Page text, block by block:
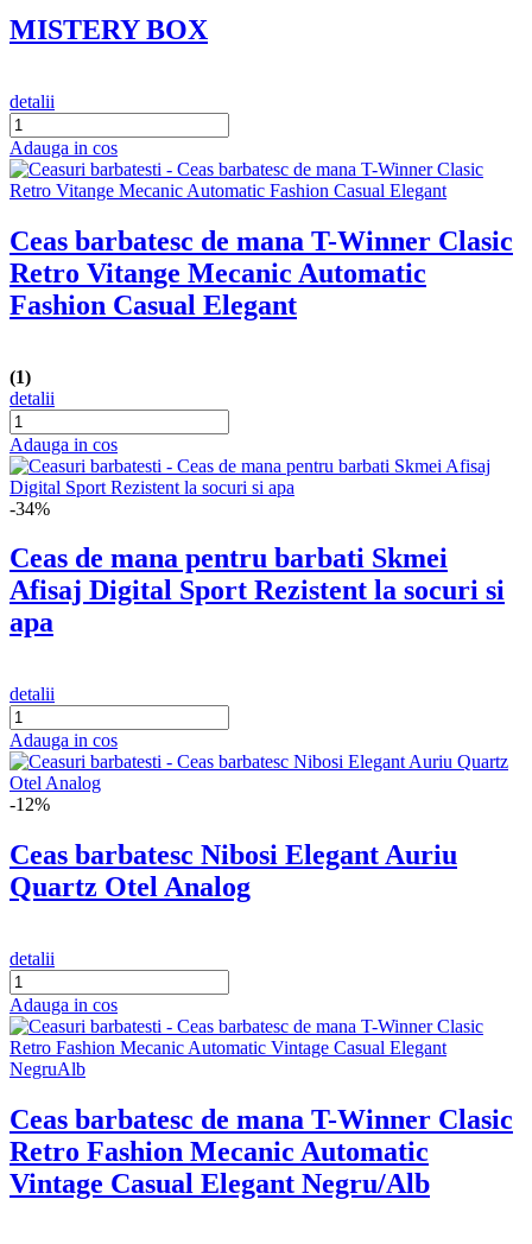
MISTERY BOX
detalii
Adauga in cos
Ceas barbatesc de mana T-Winner Clasic
Retro Vitange Mecanic Automatic
Fashion Casual Elegant
(1)
detalii
Adauga in cos
-34%
Ceas de mana pentru barbati Skmei
Afisaj Digital Sport Rezistent la socuri si
apa
detalii
Adauga in cos
-12%
Ceas barbatesc Nibosi Elegant Auriu
Quartz Otel Analog
detalii
Adauga in cos
Ceas barbatesc de mana T-Winner Clasic
Retro Fashion Mecanic Automatic
Vintage Casual Elegant Negru/Alb